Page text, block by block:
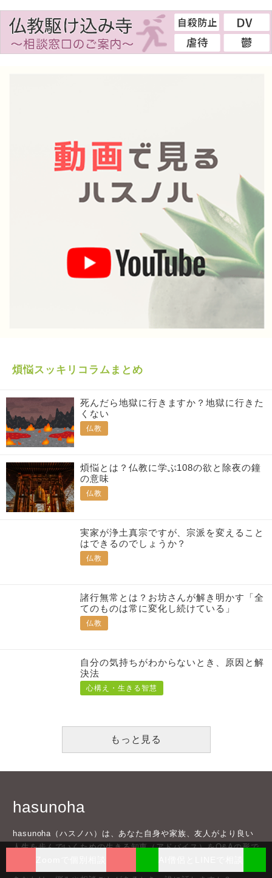
煩悩スッキリコラムまとめ
死んだら地獄に行きますか？地獄に行きた
くない
仏教
煩悩とは？仏教に学ぶ108の欲と除夜の鐘
の意味
仏教
実家が浄土真宗ですが、宗派を変えること
はできるのでしょうか？
仏教
諸行無常とは？お坊さんが解き明かす「全
てのものは常に変化し続けている」
仏教
自分の気持ちがわからないとき、原因と解
決法
心構え・生きる智慧
もっと見る
hasunoha
hasunoha（ハスノハ）は、あなた自身や家族、友人がより良い
人生を歩んでいくための生きる知恵（アドバイス）をQ&Aの形で